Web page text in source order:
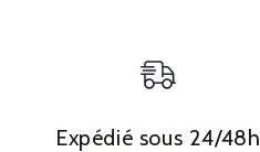
Expédié sous 24/48h